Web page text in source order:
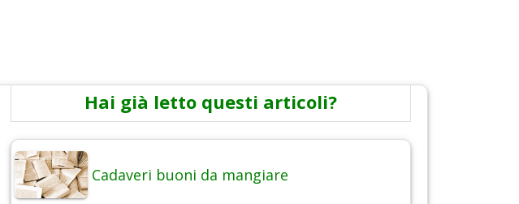
Hai già letto questi articoli?
Cadaveri buoni da mangiare